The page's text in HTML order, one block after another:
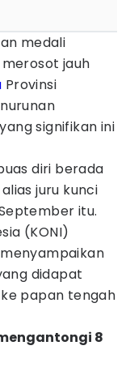
medali
jauh
Provinsi
signifikan ini
diri berada
juru kunci
itu.
(KONI)
didapat
papan tengah
8